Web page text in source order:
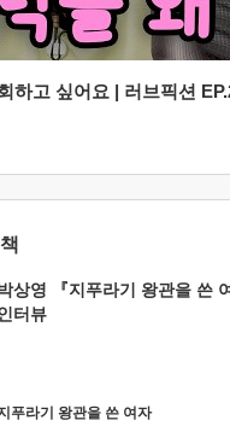
하고 싶어요 | 러브픽션
상영 『지푸라기 왕관을 쓴
터뷰
푸라기 왕관을 쓴 여자